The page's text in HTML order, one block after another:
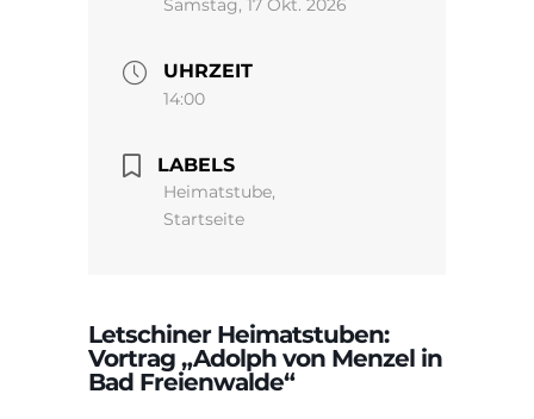
Samstag, 17 Okt. 2026
UHRZEIT
14:00
LABELS
Heimatstube,
Startseite
Letschiner Heimatstuben:
Vortrag „Adolph von Menzel in
Bad Freienwalde“